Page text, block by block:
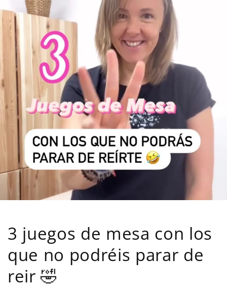
3 juegos de mesa con los
que no podréis parar de
reir 🤣